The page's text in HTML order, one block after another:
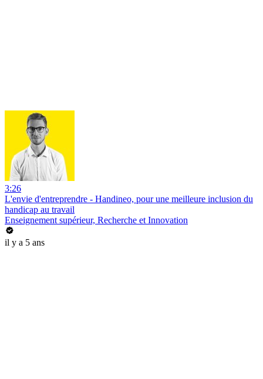
3:26
L'envie d'entreprendre - Handineo, pour une meilleure inclusion du
handicap au travail
Enseignement supérieur, Recherche et Innovation
il y a 5 ans